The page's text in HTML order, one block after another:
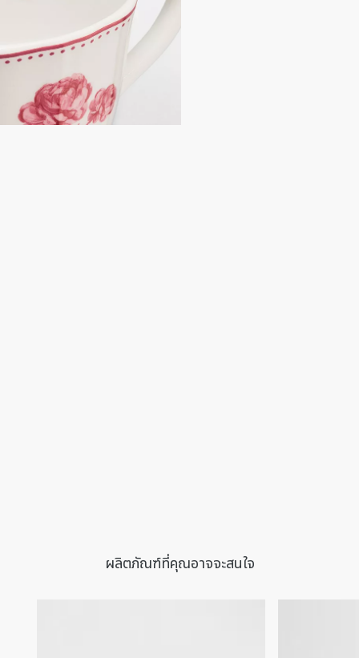
ผลิตภัณฑ์ที่คุณอาจจะสนใจ